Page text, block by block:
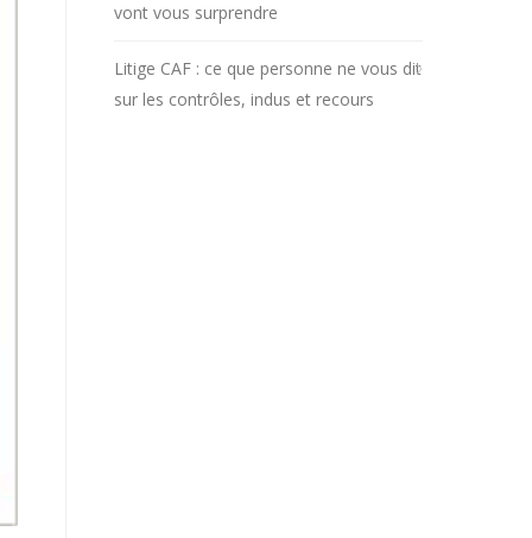
vont vous surprendre
Litige CAF : ce que personne ne vous dit
sur les contrôles, indus et recours